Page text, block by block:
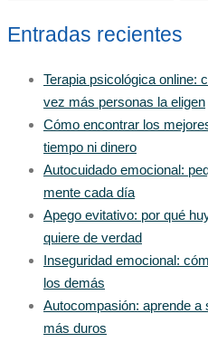
Entradas recientes
Terapia psicológica online:
vez más personas la eligen
Cómo encontrar los
tiempo ni dinero
Autocuidado emocional:
mente cada día
Apego evitativo: por qué
quiere de verdad
Inseguridad emocional:
los demás
Autocompasión: aprende a
más duros